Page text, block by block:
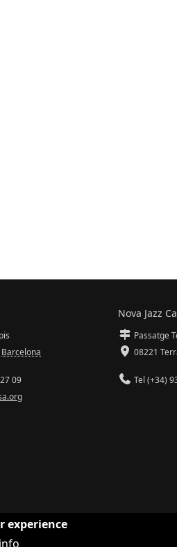
Barcelona
09
Nova Jazz
Passatge
08221
Tel (+34)
experience